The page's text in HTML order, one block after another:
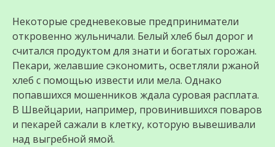
Некоторые средневековые предприниматели
откровенно жульничали. Белый хлеб был дорог и
считался продуктом для знати и богатых горожан.
Пекари, желавшие сэкономить, осветляли ржаной
хлеб с помощью извести или мела. Однако
попавшихся мошенников ждала суровая расплата.
В Швейцарии, например, провинившихся поваров
и пекарей сажали в клетку, которую вывешивали
над выгребной ямой.